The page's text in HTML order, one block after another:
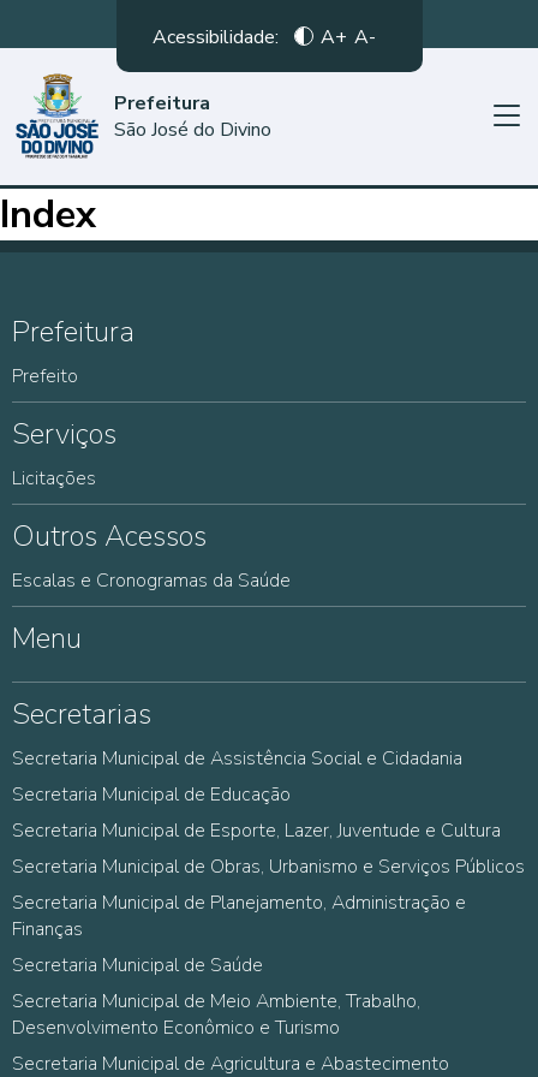
Acessibilidade: A+ A-
Prefeitura
São José do Divino
Index
Prefeitura
Prefeito
Serviços
Licitações
Outros Acessos
Escalas e Cronogramas da Saúde
Menu
Secretarias
Secretaria Municipal de Assistência Social e Cidadania
Secretaria Municipal de Educação
Secretaria Municipal de Esporte, Lazer, Juventude e Cultura
Secretaria Municipal de Obras, Urbanismo e Serviços Públicos
Secretaria Municipal de Planejamento, Administração e
Finanças
Secretaria Municipal de Saúde
Secretaria Municipal de Meio Ambiente, Trabalho,
Desenvolvimento Econômico e Turismo
Secretaria Municipal de Agricultura e Abastecimento